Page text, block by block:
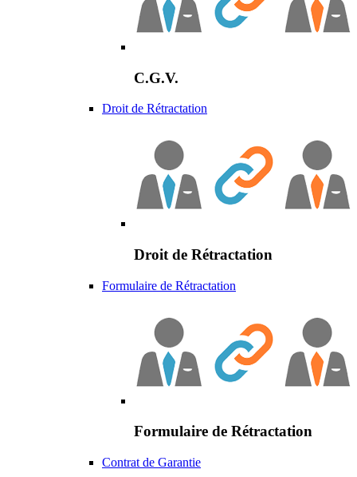
C.G.V.
Droit de Rétractation
Droit de Rétractation
Formulaire de Rétractation
Formulaire de Rétractation
Contrat de Garantie